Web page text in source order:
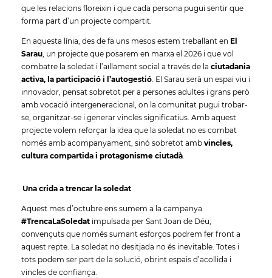
que les relacions floreixin i que cada persona pugui sentir que
forma part d’un projecte compartit.
En aquesta línia, des de fa uns mesos estem treballant en El
Sarau, un projecte que posarem en marxa el 2026 i que vol
combatre la soledat i l’aïllament social a través de la ciutadania
activa, la participació i l’autogestió. El Sarau serà un espai viu i
innovador, pensat sobretot per a persones adultes i grans però
amb vocació intergeneracional, on la comunitat pugui trobar-
se, organitzar-se i generar vincles significatius. Amb aquest
projecte volem reforçar la idea que la soledat no es combat
només amb acompanyament, sinó sobretot amb vincles,
cultura compartida i protagonisme ciutadà.
Una crida a trencar la soledat
Aquest mes d’octubre ens sumem a la campanya
#TrencaLaSoledat impulsada per Sant Joan de Déu,
convençuts que només sumant esforços podrem fer front a
aquest repte. La soledat no desitjada no és inevitable. Totes i
tots podem ser part de la solució, obrint espais d’acollida i
vincles de confiança.